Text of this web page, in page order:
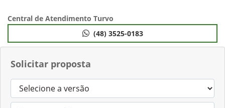
Solicitar proposta
Central de Atendimento Turvo
(48) 3525-0183